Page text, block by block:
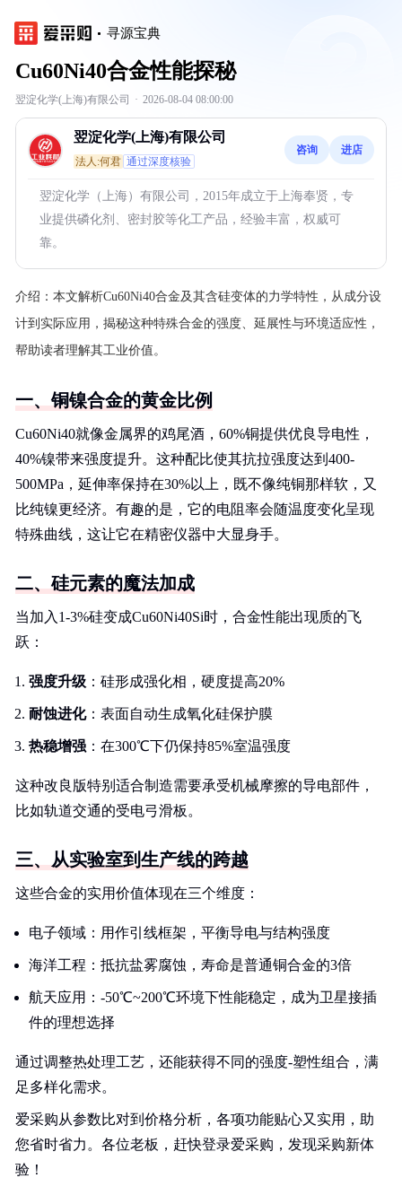
寻源宝典
Cu60Ni40合金性能探秘
翌淀化学(上海)有限公司 · 2026-08-04 08:00:00
翌淀化学(上海)有限公司
法人:何君 通过深度核验
咨询 进店
翌淀化学（上海）有限公司，2015年成立于上海奉贤，专
业提供磷化剂、密封胶等化工产品，经验丰富，权威可
靠。
介绍： 本文解析Cu60Ni40合金及其含硅变体的力学特性，从成分设
计到实际应用，揭秘这种特殊合金的强度、延展性与环境适应性，
帮助读者理解其工业价值。
一、铜镍合金的黄金比例
Cu60Ni40就像金属界的鸡尾酒，60%铜提供优良导电性，
40%镍带来强度提升。这种配比使其抗拉强度达到400-
500MPa，延伸率保持在30%以上，既不像纯铜那样软，又
比纯镍更经济。有趣的是，它的电阻率会随温度变化呈现
特殊曲线，这让它在精密仪器中大显身手。
二、硅元素的魔法加成
当加入1-3%硅变成Cu60Ni40Si时，合金性能出现质的飞
跃：
强度升级 ：硅形成强化相，硬度提高20%
耐蚀进化：表面自动生成氧化硅保护膜
热稳增强 ：在300℃下仍保持85%室温强度
这种改良版特别适合制造需要承受机械摩擦的导电部件，
比如轨道交通的受电弓滑板。
三、从实验室到生产线的跨越
这些合金的实用价值体现在三个维度：
电子领域：用作引线框架，平衡导电与结构强度
海洋工程：抵抗盐雾腐蚀，寿命是普通铜合金的3倍
航天应用：-50℃~200℃环境下性能稳定，成为卫星接插
件的理想选择
通过调整热处理工艺，还能获得不同的强度-塑性组合，满
足多样化需求。
爱采购从参数比对到价格分析，各项功能贴心又实用，助
您省时省力。各位老板，赶快登录爱采购，发现采购新体
验！